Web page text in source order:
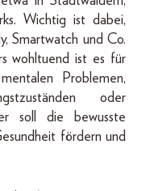
Wichtig ist dabei,
Smartwatch und Co.
wohltuend ist es für
Problemen,
oder
soll die bewusste
fördern und